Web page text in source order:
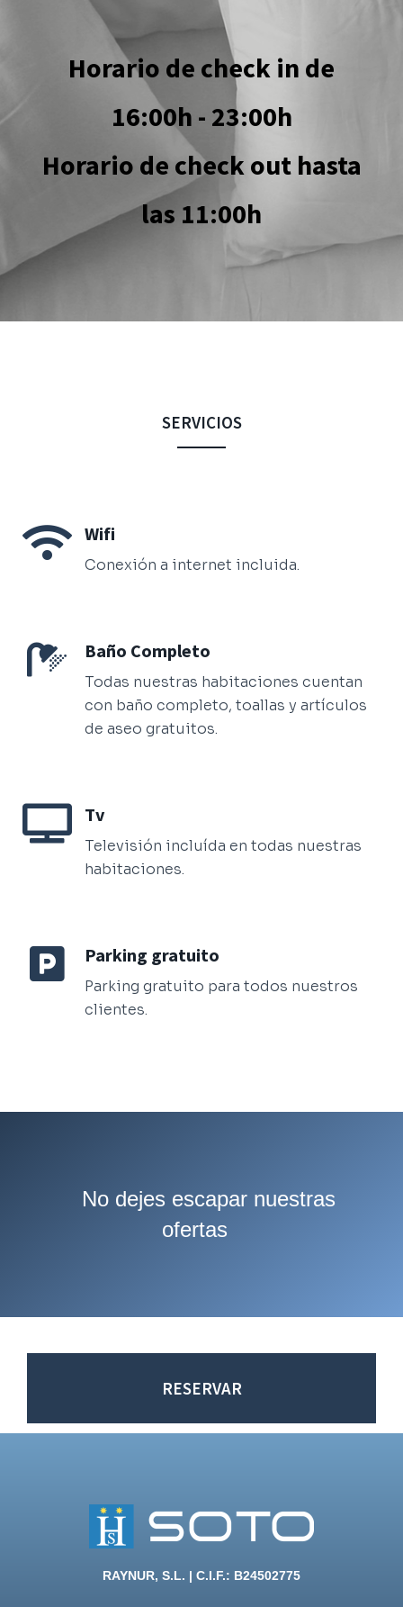
Horario de check in de
16:00h - 23:00h
Horario de check out hasta
las 11:00h
SERVICIOS
Wifi
Conexión a internet incluida.
Baño Completo
Todas nuestras habitaciones cuentan
con baño completo, toallas y artículos
de aseo gratuitos.
Tv
Televisión incluída en todas nuestras
habitaciones.
Parking gratuito
Parking gratuito para todos nuestros
clientes.
No dejes escapar nuestras
ofertas
RESERVAR
RAYNUR, S.L. | C.I.F.: B24502775